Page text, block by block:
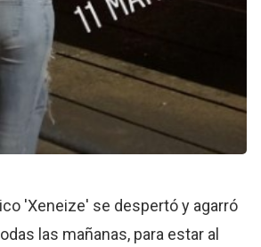
'Xeneize' se despertó y agarró
las mañanas, para estar al